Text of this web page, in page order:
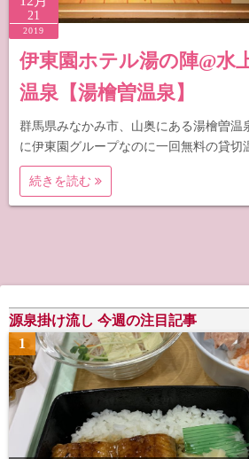
21
2019
伊東園ホテル湯の陣@水
温泉【湯檜曽温泉】
群馬県みなかみ市、山奥にある湯檜曽温
に伊東園グループなのに一回無料の貸
続きを読む
源泉掛け流し 今週の注目記事
1